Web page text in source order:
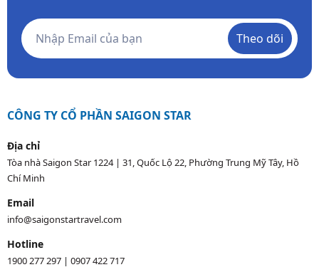
Theo dõi
CÔNG TY CỔ PHẦN SAIGON STAR
Địa chỉ
Tòa nhà Saigon Star 1224 | 31, Quốc Lộ 22, Phường Trung Mỹ Tây, Hồ
Chí Minh
Email
info@saigonstartravel.com
Hotline
1900 277 297 | 0907 422 717